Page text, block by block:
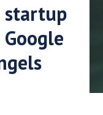
startup